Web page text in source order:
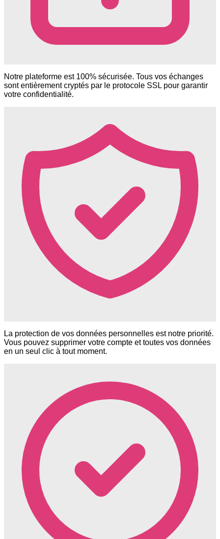
Notre plateforme est 100% sécurisée. Tous vos échanges
sont entièrement cryptés par le protocole SSL pour garantir
votre confidentialité.
La protection de vos données personnelles est notre priorité.
Vous pouvez supprimer votre compte et toutes vos données
en un seul clic à tout moment.